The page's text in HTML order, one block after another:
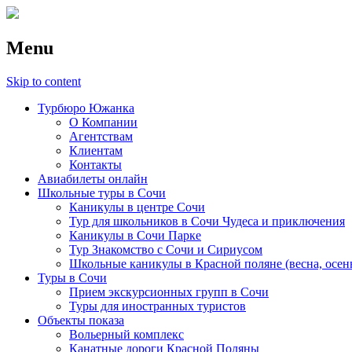
Menu
Skip to content
Турбюро Южанка
О Компании
Агентствам
Клиентам
Контакты
Авиабилеты онлайн
Школьные туры в Сочи
Каникулы в центре Сочи
Тур для школьников в Сочи Чудеса и приключения
Каникулы в Сочи Парке
Тур Знакомство с Сочи и Сириусом
Школьные каникулы в Красной поляне (весна,
Туры в Сочи
Прием экскурсионных групп в Сочи
Туры для иностранных туристов
Объекты показа
Вольерный комплекс
Канатные дороги Красной Поляны